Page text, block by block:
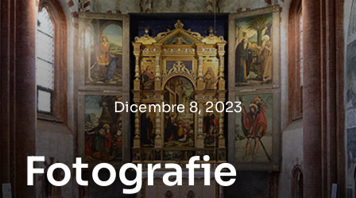
Salta
contenuto
Dicembre 8, 2023
Fotografie